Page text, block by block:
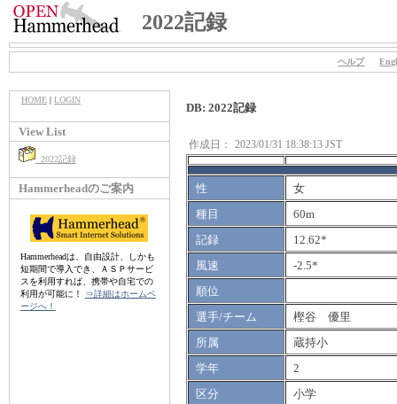
2022記録
ヘルプ
HOME| LOGIN
View List
2022記録
Hammerheadのご案内
Hammerheadは、自由設計、しかも
短期間で導入でき、ＡＳＰサービ
スを利用すれば、携帯や自宅での
利用が可能に！
⇒詳細はホームペ
ージへ！
DB: 2022記録
作成日： 2023/01/31 18:38:13 JST
性
女
種目
60m
記録
12.62*
風速
-2.5*
順位
選手/チーム
樫谷 優里
所属
蔵持小
学年
2
区分
小学